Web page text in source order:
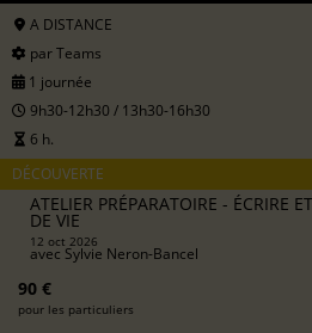
A DISTANCE
par Teams
1 journée
9h30-12h30 / 13h30-16h30
6 h.
DÉCOUVERTE
ATELIER PRÉPARATOIRE - ÉCRIRE
DE VIE
12 oct 2026
avec Sylvie Neron-Bancel
90 €
pour les particuliers